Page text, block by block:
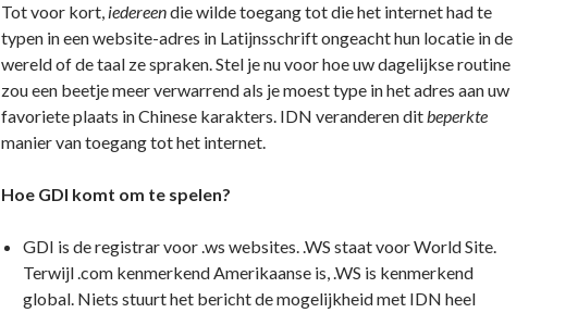
Tot voor kort, iedereendie wilde toegang tot die het internet had te
typen in een website-adres in Latijnsschrift ongeacht hun locatie in de
wereld of de taal ze spraken. Stel je nu voor hoe uw dagelijkse routine
zou een beetje meer verwarrend als je moest type in het adres aan uw
favoriete plaats in Chinese karakters. IDN veranderen ditbeperkte
manier van toegang tot het internet.
Hoe GDI komt om te spelen?
GDI is de registrar voor .ws websites. .WS staat voor World Site.
Terwijl .com kenmerkend Amerikaanse is, .WS is kenmerkend
global. Niets stuurt het bericht de mogelijkheid met IDN heel